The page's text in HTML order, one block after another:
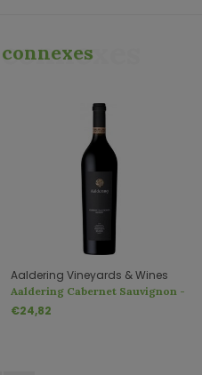
Aaldering Vineyards & Wines
Aaldering Cabernet Sauvignon -
Merlot
€24,82